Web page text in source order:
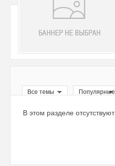
Все темы
Популярные
В этом разделе